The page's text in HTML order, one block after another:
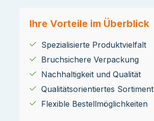
Ihre Vorteile im Überblick
Spezialisierte Produktvielfalt
Bruchsichere Verpackung
Nachhaltigkeit und Qualität
Qualitätsorientiertes Sortiment
Flexible Bestellmöglichkeiten